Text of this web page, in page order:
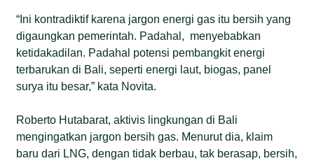
“Ini kontradiktif karena jargon energi gas itu bersih yang
digaungkan pemerintah. Padahal, menyebabkan
ketidakadilan. Padahal potensi pembangkit energi
terbarukan di Bali, seperti energi laut, biogas, panel
surya itu besar,” kata Novita.
Roberto Hutabarat, aktivis lingkungan di Bali
mengingatkan jargon bersih gas. Menurut dia, klaim
baru dari LNG, dengan tidak berbau, tak berasap, bersih,